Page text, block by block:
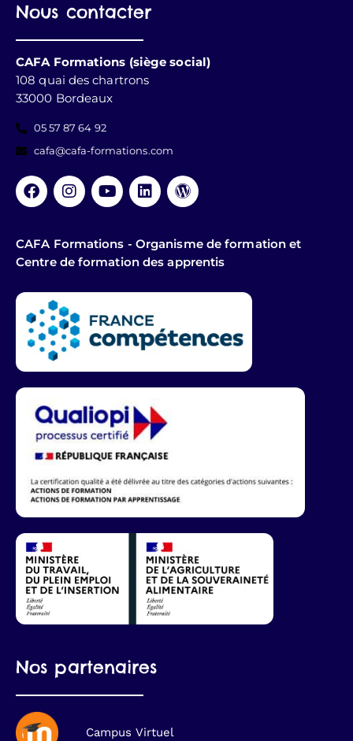
Nous contacter
CAFA Formations (siège social)
108 quai des chartrons
33000 Bordeaux
05 57 87 64 92
cafa@cafa-formations.com
CAFA Formations - Organisme de formation et
Centre de formation des apprentis
Nos partenaires
Campus Virtuel